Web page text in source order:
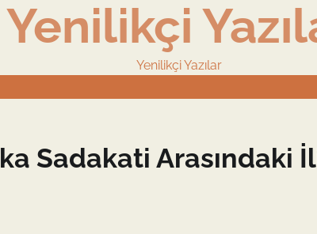
Yenilikçi
Yenilikçi Yazılar
Sadakati Arasındaki